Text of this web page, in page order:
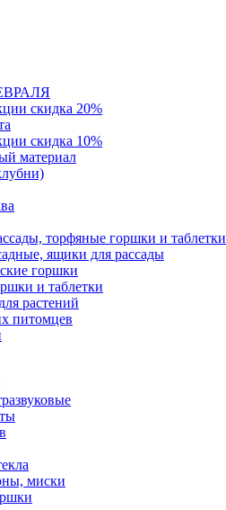
скидка 20%
скидка 10%
материал
торфяные горшки и таблетки
ящики для рассады
горшки
и таблетки
растений
питомцев
миски